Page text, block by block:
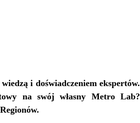
i doświadczeniem ekspertów.
na swój własny Metro Lab?